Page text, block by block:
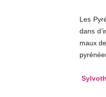
Les
dans
maux
Sylvo